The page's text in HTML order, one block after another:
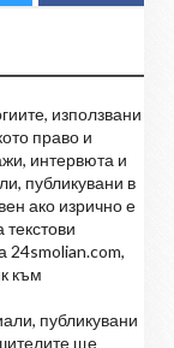
използвани
право и
интервюта и
публикувани в
ако изрично е
24smolian.com,
към
публикувани
ще